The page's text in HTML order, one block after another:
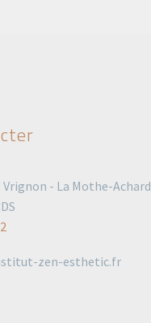
Vrignon - La Mothe-Achard
zen-esthetic.fr